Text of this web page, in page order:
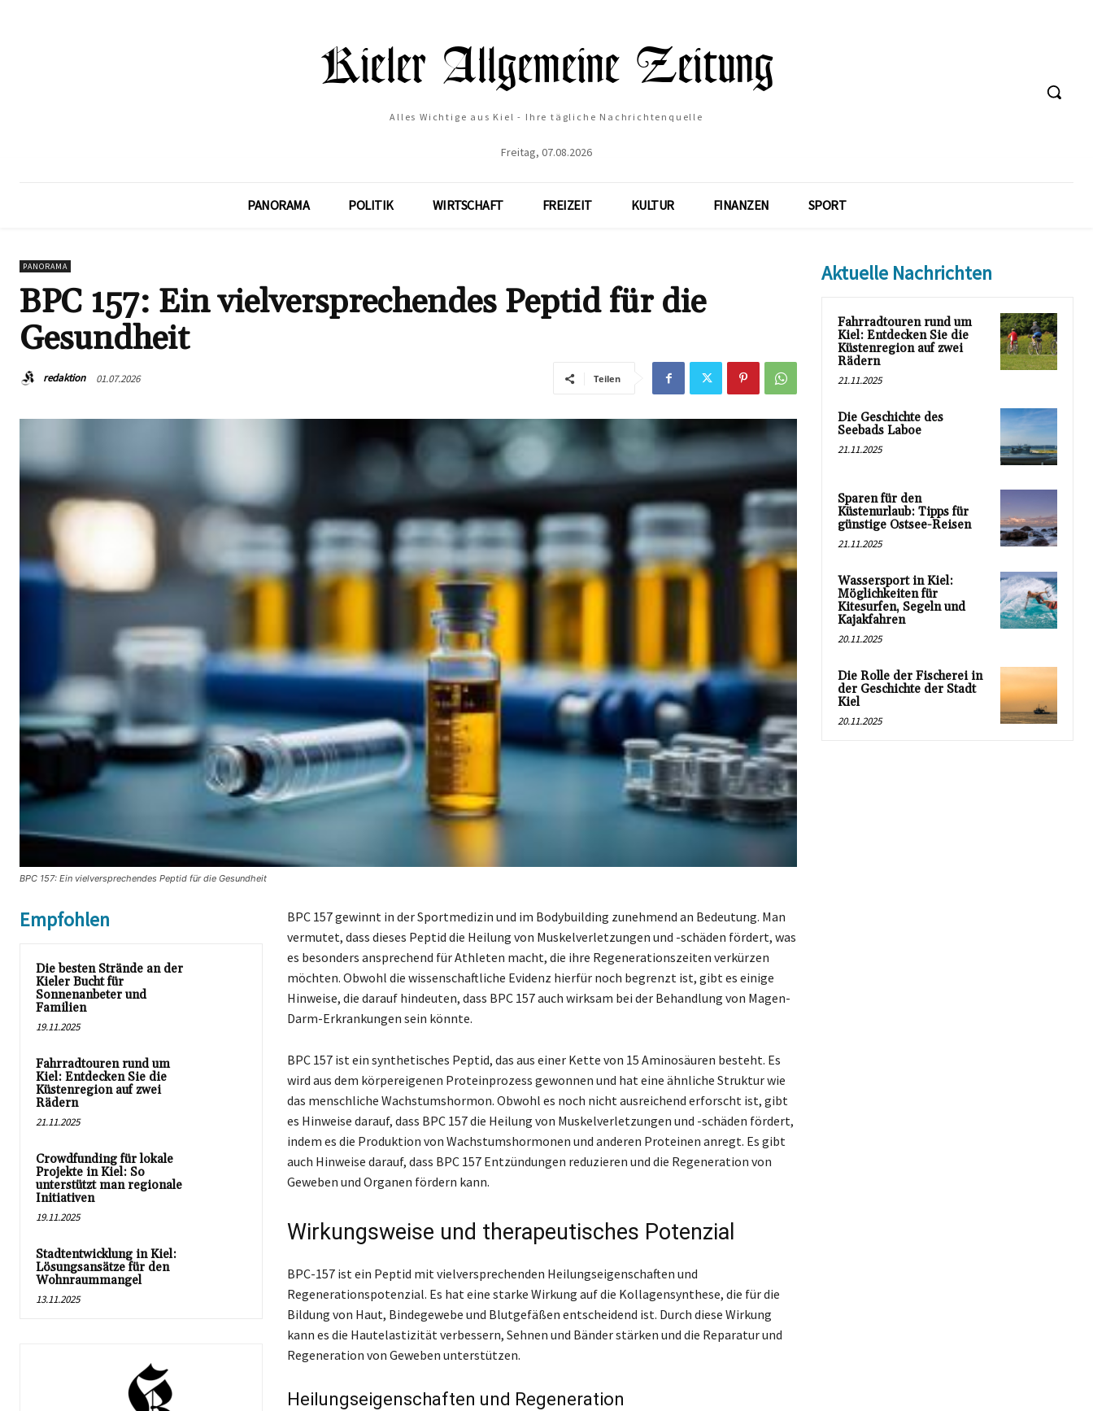
Alles Wichtige aus Kiel - Ihre tägliche Nachrichtenquelle
Freitag, 07.08.2026
PANORAMA POLITIK WIRTSCHAFT FREIZEIT KULTUR FINANZEN SPORT
PANORAMA
BPC 157: Ein vielversprechendes Peptid für die
Gesundheit
redaktion 01.07.2026 Teilen
BPC 157: Ein vielversprechendes Peptid für die Gesundheit
Empfohlen
Die besten Strände an der
Kieler Bucht für
Sonnenanbeter und
Familien
19.11.2025
Fahrradtouren rund um
Kiel: Entdecken Sie die
Küstenregion auf zwei
Rädern
21.11.2025
Crowdfunding für lokale
Projekte in Kiel: So
unterstützt man regionale
Initiativen
19.11.2025
Stadtentwicklung in Kiel:
Lösungsansätze für den
Wohnraummangel
13.11.2025
BPC 157 gewinnt in der Sportmedizin und im Bodybuilding zunehmend an Bedeutung. Man
vermutet, dass dieses Peptid die Heilung von Muskelverletzungen und -schäden fördert, was
es besonders ansprechend für Athleten macht, die ihre Regenerationszeiten verkürzen
möchten. Obwohl die wissenschaftliche Evidenz hierfür noch begrenzt ist, gibt es einige
Hinweise, die darauf hindeuten, dass BPC 157 auch wirksam bei der Behandlung von Magen-
Darm-Erkrankungen sein könnte.
BPC 157 ist ein synthetisches Peptid, das aus einer Kette von 15 Aminosäuren besteht. Es
wird aus dem körpereigenen Proteinprozess gewonnen und hat eine ähnliche Struktur wie
das menschliche Wachstumshormon. Obwohl es noch nicht ausreichend erforscht ist, gibt
es Hinweise darauf, dass BPC 157 die Heilung von Muskelverletzungen und -schäden fördert,
indem es die Produktion von Wachstumshormonen und anderen Proteinen anregt. Es gibt
auch Hinweise darauf, dass BPC 157 Entzündungen reduzieren und die Regeneration von
Geweben und Organen fördern kann.
Wirkungsweise und therapeutisches Potenzial
BPC-157 ist ein Peptid mit vielversprechenden Heilungseigenschaften und
Regenerationspotenzial. Es hat eine starke Wirkung auf die Kollagensynthese, die für die
Bildung von Haut, Bindegewebe und Blutgefäßen entscheidend ist. Durch diese Wirkung
kann es die Hautelastizität verbessern, Sehnen und Bänder stärken und die Reparatur und
Regeneration von Geweben unterstützen.
Heilungseigenschaften und Regeneration
Aktuelle Nachrichten
Fahrradtouren rund um
Kiel: Entdecken Sie die
Küstenregion auf zwei
Rädern
21.11.2025
Die Geschichte des
Seebads Laboe
21.11.2025
Sparen für den
Küstenurlaub: Tipps für
günstige Ostsee-Reisen
21.11.2025
Wassersport in Kiel:
Möglichkeiten für
Kitesurfen, Segeln und
Kajakfahren
20.11.2025
Die Rolle der Fischerei in
der Geschichte der Stadt
Kiel
20.11.2025